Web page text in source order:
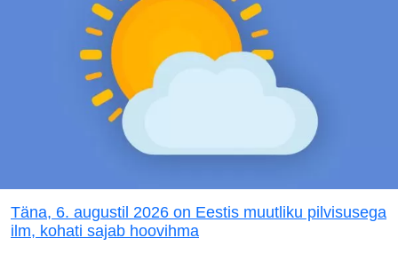
Täna, 6. augustil 2026 on Eestis muutliku pilvisusega
ilm, kohati sajab hoovihma